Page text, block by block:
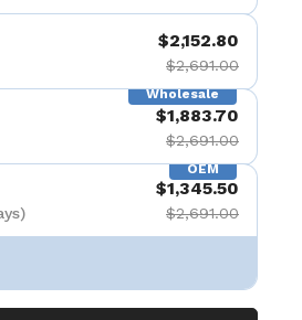
$2,152.80
$2,691.00
Wholesale
$1,883.70
$2,691.00
OEM
$1,345.50
$2,691.00